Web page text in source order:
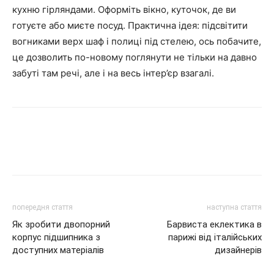
кухню гірляндами. Оформіть вікно, куточок, де ви
готуєте або миєте посуд. Практична ідея: підсвітити
вогниками верх шаф і полиці під стелею, ось побачите,
це дозволить по-новому поглянути не тільки на давно
забуті там речі, але і на весь інтер’єр взагалі.
попередня стаття
Як зробити двопорний
корпус підшипника з
доступних матеріалів
наступна стаття
Барвиста еклектика в
парижі від італійських
дизайнерів